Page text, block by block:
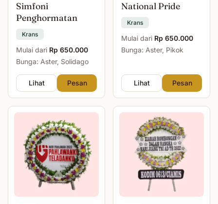
Simfoni
Penghormatan
Krans
Mulai dari Rp 650.000
Bunga: Aster, Solidago
Lihat Pesan
National Pride
Krans
Mulai dari Rp 650.000
Bunga: Aster, Pikok
Lihat Pesan